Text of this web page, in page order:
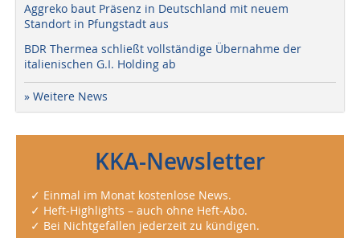
Aggreko baut Präsenz in Deutschland mit neuem
Standort in Pfungstadt aus
BDR Thermea schließt vollständige Übernahme der
italienischen G.I. Holding ab
» Weitere News
KKA-Newsletter
✓ Einmal im Monat kostenlose News.
✓ Heft-Highlights – auch ohne Heft-Abo.
✓ Bei Nichtgefallen jederzeit zu kündigen.